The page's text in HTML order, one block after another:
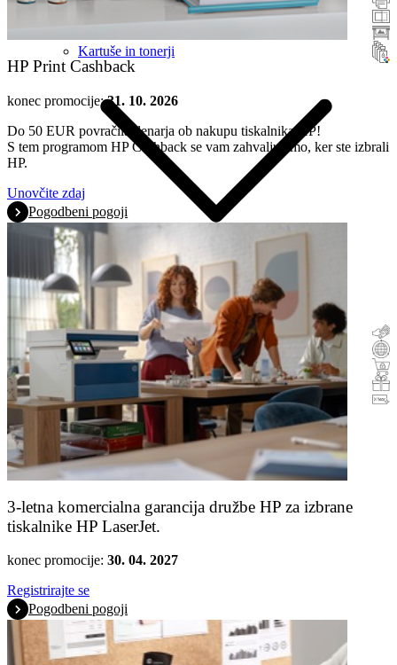
Kartuše in tonerji
Vračilo dela kupnine
Staro za novo
Nakup s preizkusnim obdobjem
Promocije
Garancija
HP Print Cashback
konec promocije:31. 10. 2026
Do 50 EUR povračila denarja ob nakupu tiskalnika HP!
S tem programom HP Cashback se vam zahvaljujemo, ker ste izbrali
HP.
Unovčite zdaj
Pogodbeni pogoji
3-letna komercialna garancija družbe HP za izbrane
tiskalnike HP LaserJet.
konec promocije: 30. 04. 2027
Registrirajte se
Pogodbeni pogoji